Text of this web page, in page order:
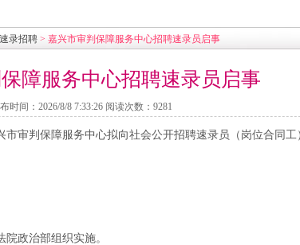
速录招聘 > 嘉兴市审判保障服务中心招聘速录员启事
障服务中心招聘速录员启事
时间： 2026/8/8 7:33:26 阅读次数： 9281
审判保障服务中心拟向社会公开招聘速录员（岗位合同工
政治部组织实施。